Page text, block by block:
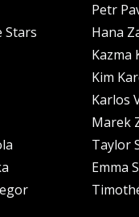
Stars
Petr
Hana
Kazma
Kim
Karlos
Marek
Taylor
Emma